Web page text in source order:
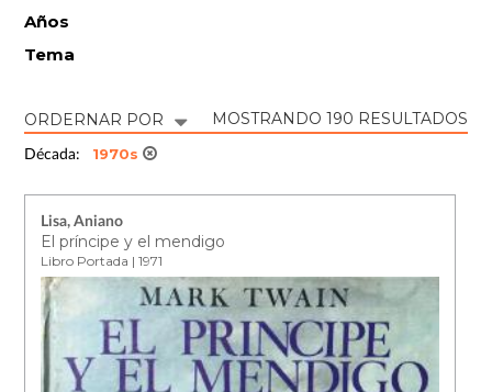
Años
Tema
ORDERNAR POR MOSTRANDO 190 RESULTADOS
Década: 1970s
Lisa, Aniano
El príncipe y el mendigo
Libro Portada | 1971